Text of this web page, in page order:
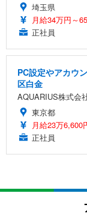
埼玉県
月給34万円～
正社員
PC設定やアカウ
区白金
AQUARIUS株式会
東京都
月給23万6,600
正社員